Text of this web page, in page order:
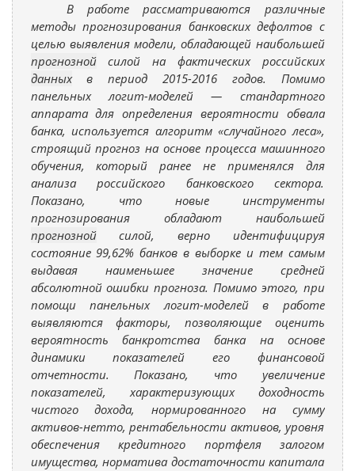
В работе рассматриваются различные
методы прогнозирования банковских дефолтов с
целью выявления модели, обладающей наибольшей
прогнозной силой на фактических российских
данныхв период 2015-2016 годов. Помимо
панельных логит-моделей — стандартного
аппарата для определения вероятности обвала
банка, используется алгоритм «случайного леса»,
строящий прогноз на основе процесса машинного
обучения, который ранее не применялся для
анализа российского банковского сектора.
Показано, что новые инструменты
прогнозирования обладают наибольшей
прогнозной силой, верно идентифицируя
состояние 99,62% банков в выборке и тем самым
выдавая наименьшее значение средней
абсолютной ошибки прогноза. Помимо этого, при
помощи панельных логит-моделей в работе
выявляются факторы, позволяющие оценить
вероятность банкротства банка на основе
динамики показателей его финансовой
отчетности. Показано, что увеличение
показателей, характеризующих доходность
чистого дохода, нормированного на сумму
активов-нетто, рентабельности активов, уровня
обеспечения кредитного портфеля залогом
имущества, норматива достаточности капитала